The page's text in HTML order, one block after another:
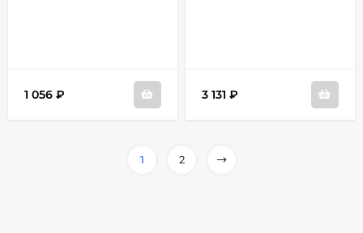
1 056 ₽ 3 131 ₽
1 2